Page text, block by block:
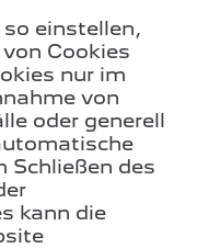
so einstellen,
Cookies
nur im
von
oder generell
Schließen des
kann die